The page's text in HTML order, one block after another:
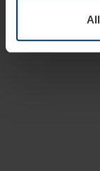
wijzigen of